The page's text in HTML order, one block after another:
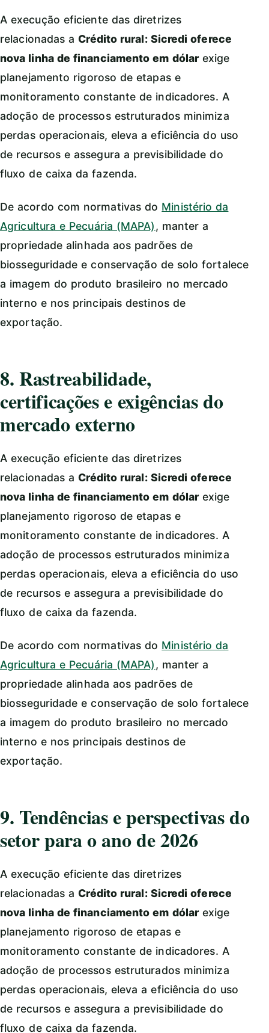
A execução eficiente das diretrizes
relacionadas aCrédito rural: Sicredi oferece
nova linha de financiamento em dólarexige
planejamento rigoroso de etapas e
monitoramento constante de indicadores. A
adoção de processos estruturados minimiza
perdas operacionais, eleva a eficiência do uso
de recursos e assegura a previsibilidade do
fluxo de caixa da fazenda.
De acordo com normativas do Ministério da
Agricultura e Pecuária (MAPA), manter a
propriedade alinhada aos padrões de
biosseguridade e conservação de solo fortalece
a imagem do produto brasileiro no mercado
interno e nos principais destinos de
exportação.
8. Rastreabilidade,
certificações e exigências do
mercado externo
A execução eficiente das diretrizes
relacionadas aCrédito rural: Sicredi oferece
nova linha de financiamento em dólarexige
planejamento rigoroso de etapas e
monitoramento constante de indicadores. A
adoção de processos estruturados minimiza
perdas operacionais, eleva a eficiência do uso
de recursos e assegura a previsibilidade do
fluxo de caixa da fazenda.
De acordo com normativas do Ministério da
Agricultura e Pecuária (MAPA), manter a
propriedade alinhada aos padrões de
biosseguridade e conservação de solo fortalece
a imagem do produto brasileiro no mercado
interno e nos principais destinos de
exportação.
9. Tendências e perspectivas do
setor para o ano de 2026
A execução eficiente das diretrizes
relacionadas aCrédito rural: Sicredi oferece
nova linha de financiamento em dólarexige
planejamento rigoroso de etapas e
monitoramento constante de indicadores. A
adoção de processos estruturados minimiza
perdas operacionais, eleva a eficiência do uso
de recursos e assegura a previsibilidade do
fluxo de caixa da fazenda.